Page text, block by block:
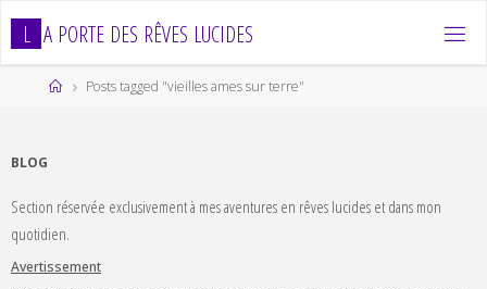
L A PORTE DES RÊVES LUCIDES
HomePosts tagged "vieilles ames sur terre"
BLOG
Section réservée exclusivement à mes aventures en rêves lucides et dans mon
quotidien.
Avertissement